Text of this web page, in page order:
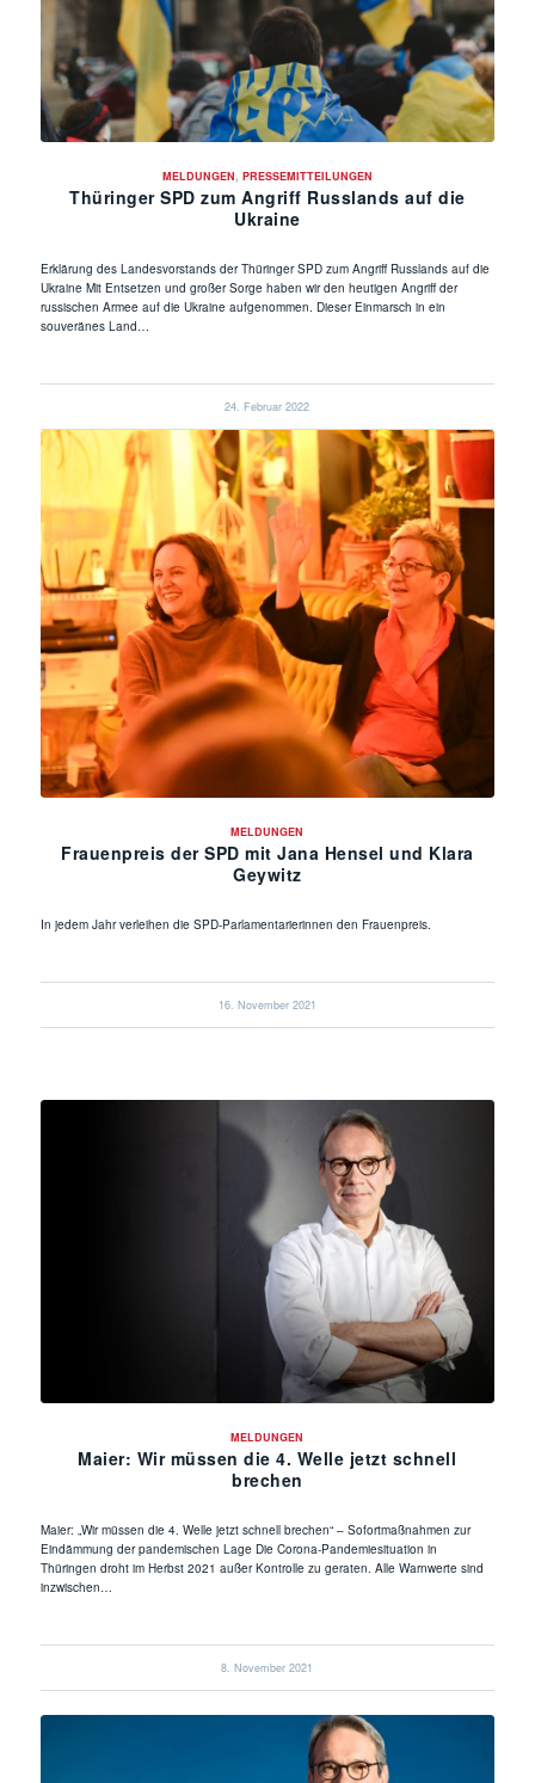
MELDUNGEN, PRESSEMITTEILUNGEN
Thüringer SPD zum Angriff Russlands auf die
Ukraine
Erklärung des Landesvorstands der Thüringer SPD zum Angriff Russlands auf die
Ukraine Mit Entsetzen und großer Sorge haben wir den heutigen Angriff der
russischen Armee auf die Ukraine aufgenommen. Dieser Einmarsch in ein
souveränes Land…
24. Februar 2022
MELDUNGEN
Frauenpreis der SPD mit Jana Hensel und Klara
Geywitz
In jedem Jahr verleihen die SPD-Parlamentarierinnen den Frauenpreis.
16. November 2021
MELDUNGEN
Maier: Wir müssen die 4. Welle jetzt schnell
brechen
Maier: „Wir müssen die 4. Welle jetzt schnell brechen“ – Sofortmaßnahmen zur
Eindämmung der pandemischen Lage Die Corona-Pandemiesituation in
Thüringen droht im Herbst 2021 außer Kontrolle zu geraten. Alle Warnwerte sind
inzwischen…
8. November 2021